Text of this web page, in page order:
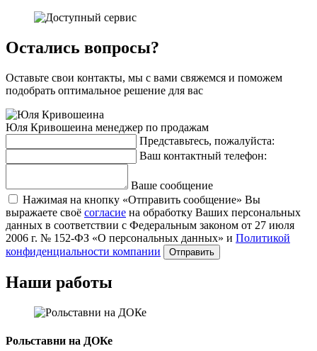
Остались вопросы?
Оставьте свои контакты, мы с вами свяжемся и поможем
подобрать оптимальное решение для вас
Юля Кривошеина менеджер по продажам
Представьтесь, пожалуйста:
Ваш контактный телефон:
Ваше сообщение
Нажимая на кнопку «Отправить сообщение» Вы
выражаете своё согласие на обработку Ваших персональных
данных в соответствии с Федеральным законом от 27 июля
2006 г. № 152-ФЗ «О персональных данных» и Политикой
конфиденциальности компании
Отправить
Наши работы
Рольставни на ДОКе